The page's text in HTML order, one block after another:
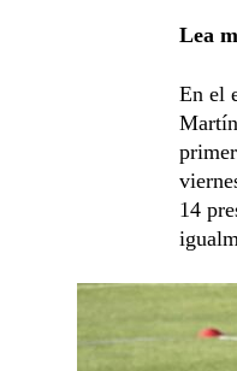
Lea
En el
14